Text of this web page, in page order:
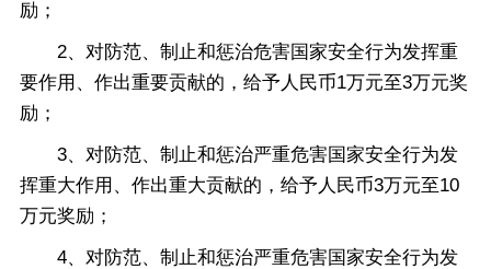
励；
2、对防范、制止和惩治危害国家安全行为发挥重
要作用、作出重要贡献的，给予人民币1万元至3万元奖
励；
3、对防范、制止和惩治严重危害国家安全行为发
挥重大作用、作出重大贡献的，给予人民币3万元至10
万元奖励；
4、对防范、制止和惩治严重危害国家安全行为发